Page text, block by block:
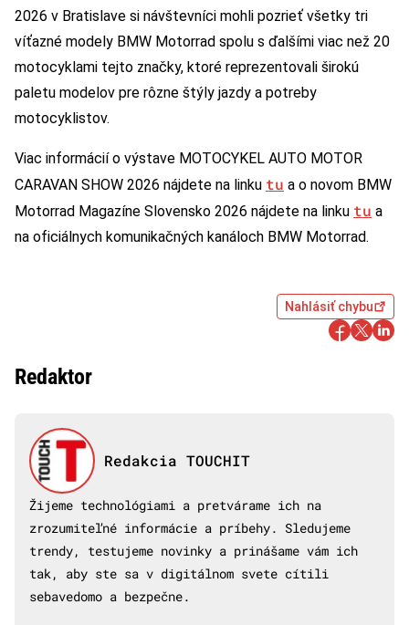
2026 v Bratislave si návštevníci mohli pozrieť všetky tri
víťazné modely BMW Motorrad spolu s ďalšími viac než 20
motocyklami tejto značky, ktoré reprezentovali širokú
paletu modelov pre rôzne štýly jazdy a potreby
motocyklistov.
Viac informácií o výstave MOTOCYKEL AUTO MOTOR
CARAVAN SHOW 2026 nájdete na linku tu a o novom BMW
Motorrad Magazíne Slovensko 2026 nájdete na linku tu a
na oficiálnych komunikačných kanáloch BMW Motorrad.
Nahlásiť chybu
Redaktor
Redakcia TOUCHIT
Žijeme technológiami a pretvárame ich na
zrozumiteľné informácie a príbehy. Sledujeme
trendy, testujeme novinky a prinášame vám ich
tak, aby ste sa v digitálnom svete cítili
sebavedomo a bezpečne.